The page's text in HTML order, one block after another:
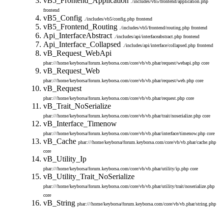
./includes/vb5/frontend/application.php
frontend
vB5_Config ./includes/vb5/config.php frontend
vB5_Frontend_Routing ./includes/vb5/frontend/routing.php frontend
Api_InterfaceAbstract ./includes/api/interfaceabstract.php frontend
Api_Interface_Collapsed ./includes/api/interface/collapsed.php frontend
vB_Request_WebApi
phar:///home/keyborsa/forum.keyborsa.com/core/vb/vb.phar/request/webapi.php core
vB_Request_Web
phar:///home/keyborsa/forum.keyborsa.com/core/vb/vb.phar/request/web.php core
vB_Request
phar:///home/keyborsa/forum.keyborsa.com/core/vb/vb.phar/request.php core
vB_Trait_NoSerialize
phar:///home/keyborsa/forum.keyborsa.com/core/vb/vb.phar/trait/noserialize.php core
vB_Interface_Timenow
phar:///home/keyborsa/forum.keyborsa.com/core/vb/vb.phar/interface/timenow.php core
vB_Cache phar:///home/keyborsa/forum.keyborsa.com/core/vb/vb.phar/cache.php
core
vB_Utility_Ip
phar:///home/keyborsa/forum.keyborsa.com/core/vb/vb.phar/utility/ip.php core
vB_Utility_Trait_NoSerialize
phar:///home/keyborsa/forum.keyborsa.com/core/vb/vb.phar/utility/trait/noserialize.php
core
vB_String phar:///home/keyborsa/forum.keyborsa.com/core/vb/vb.phar/string.php